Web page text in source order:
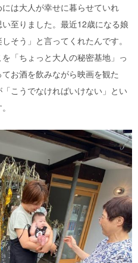
は大人が幸せに暮らせていれ
至りました。最近12歳になる娘
そう」と言ってくれたんです。
「ちょっと大人の秘密基地」っ
お酒を飲みながら映画を観た
こうでなければいけない」とい